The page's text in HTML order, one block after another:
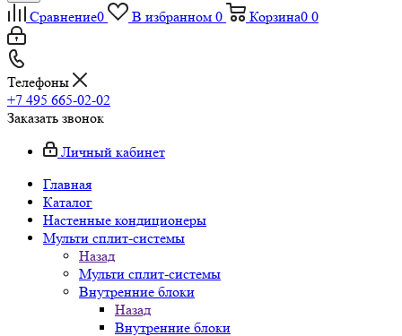
Сравнение0 В избранном 0 Корзина0 0
Телефоны
+7 495 665-02-02
Заказать звонок
Личный кабинет
Главная
Каталог
Настенные кондиционеры
Мульти сплит-системы
Назад
Мульти сплит-системы
Внутренние блоки
Назад
Внутренние блоки